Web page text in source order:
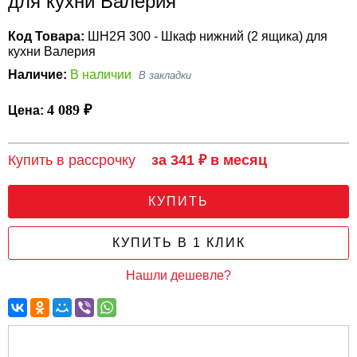
Код Товара: ШН2Я 300 - Шкаф нижний (2 ящика) для
кухни Валерия
Наличие: В наличии
Цена: 4 089 ₽
Купить в рассрочку за 341 ₽ в месяц
КУПИТЬ
КУПИТЬ В 1 КЛИК
Нашли дешевле?